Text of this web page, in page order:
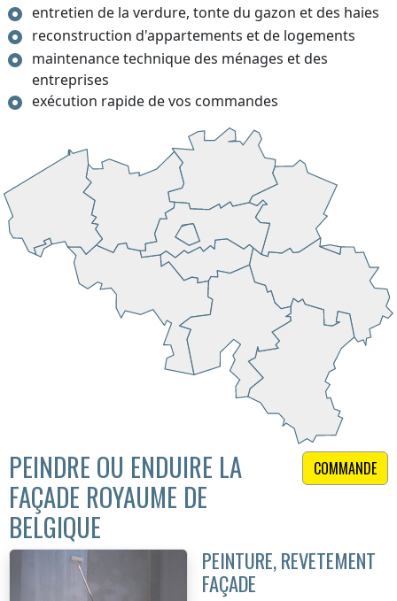
entretien de la verdure, tonte du gazon et des haies
reconstruction d'appartements et de logements
maintenance technique des ménages et des
entreprises
exécution rapide de vos commandes
COMMANDE
PEINDRE OU ENDUIRE LA
FAÇADE ROYAUME DE
BELGIQUE
PEINTURE, REVETEMENT
FAÇADE